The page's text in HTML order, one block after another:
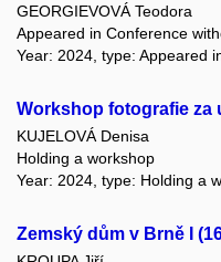
GEORGIEVOVÁ Teodora
Appeared in Conference
Year: 2024, type: Appeared
Workshop fotografie
KUJELOVÁ Denisa
Holding a workshop
Year: 2024, type: Holding a
Zemský dům v Brně I